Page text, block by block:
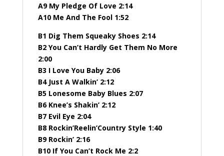
A9 My Pledge Of Love 2:14
A10 Me And The Fool 1:52
B1 Dig Them Squeaky Shoes 2:14
B2 You Can’t Hardly Get Them No More
2:00
B3 I Love You Baby 2:06
B4 Just A Walkin’ 2:12
B5 Lonesome Baby Blues 2:07
B6 Knee’s Shakin’ 2:12
B7 Evil Eye 2:04
B8 Rockin’Reelin’Country Style 1:40
B9 Rockin’ 2:16
B10 If You Can’t Rock Me 2:2